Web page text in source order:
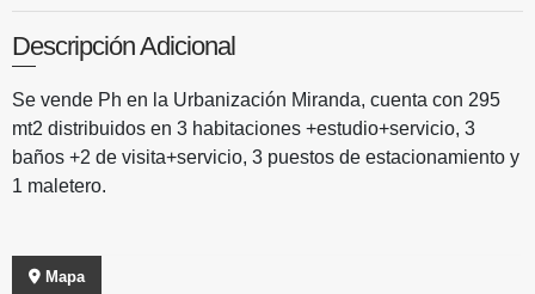
Descripción Adicional
Se vende Ph en la Urbanización Miranda, cuenta con 295
mt2 distribuidos en 3 habitaciones +estudio+servicio, 3
baños +2 de visita+servicio, 3 puestos de estacionamiento y
1 maletero.
Mapa